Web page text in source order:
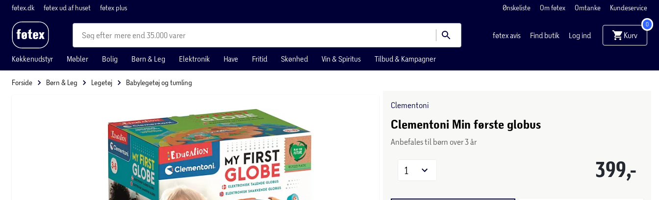
føtex.dk føtex ud af huset føtex plus Ønskeliste Om føtex Omtanke Kundeservice
mere end 35.000 varer føtex avis Find butik Log ind Kurv
0
Køkkenudstyr Møbler Bolig Børn & Leg Elektronik Have Fritid Skønhed Vin & Spiritus Tilbud & Kampagner
Forside Børn & Leg Legetøj Babylegetøj og tumling
Clementoni
Clementoni Min første globus
Anbefales til børn over 3 år
399,-
1